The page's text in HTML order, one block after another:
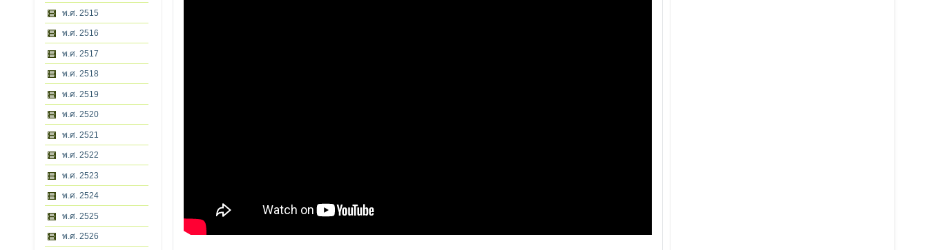
พ.ศ. 2515
พ.ศ. 2516
พ.ศ. 2517
พ.ศ. 2518
พ.ศ. 2519
พ.ศ. 2520
พ.ศ. 2521
พ.ศ. 2522
พ.ศ. 2523
พ.ศ. 2524
พ.ศ. 2525
พ.ศ. 2526